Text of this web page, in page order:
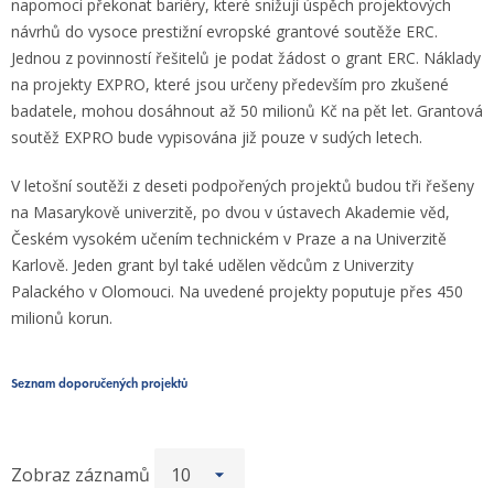
napomoci překonat bariéry, které snižují úspěch projektových
návrhů do vysoce prestižní evropské grantové soutěže ERC.
Jednou z povinností řešitelů je podat žádost o grant ERC. Náklady
na projekty EXPRO, které jsou určeny především pro zkušené
badatele, mohou dosáhnout až 50 milionů Kč na pět let. Grantová
soutěž EXPRO bude vypisována již pouze v sudých letech.
V letošní soutěži z deseti podpořených projektů budou tři řešeny
na Masarykově univerzitě, po dvou v ústavech Akademie věd,
Českém vysokém učením technickém v Praze a na Univerzitě
Karlově. Jeden grant byl také udělen vědcům z Univerzity
Palackého v Olomouci. Na uvedené projekty poputuje přes 450
milionů korun.
Seznam doporučených projektů
Zobraz záznamů